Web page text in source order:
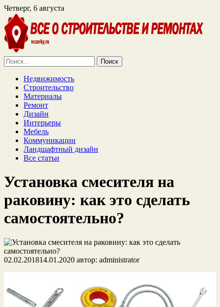
Четверг, 6 августа
Найти:
Недвижимость
Строительство
Материалы
Ремонт
Дизайн
Интерьеры
Мебель
Коммуникации
Ландшафтный дизайн
Все статьи
Установка смесителя на
раковину: как это сделать
самостоятельно?
02.02.201814.01.2020 автор: administrator